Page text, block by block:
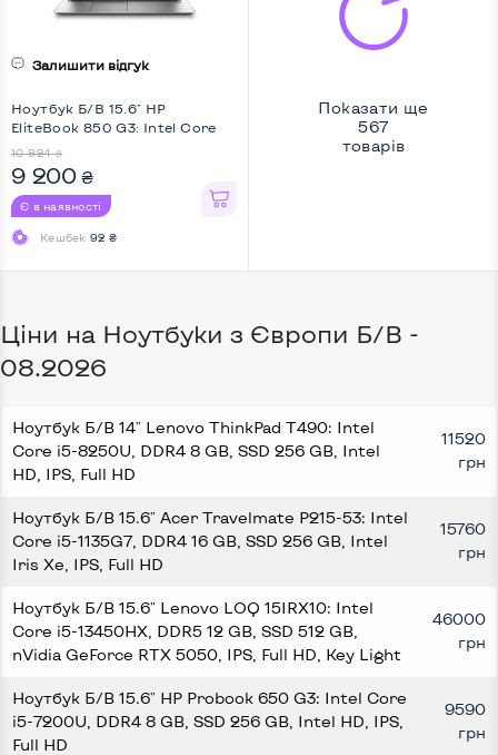
Залишити відгук
Ноутбук Б/В 15.6" HP
EliteBook 850 G3: Intel Core
10 824 ₴
9 200 ₴
Є в наявності
Кешбек 92 ₴
Показати ще
567
товарів
Ціни на Ноутбуки з Європи Б/В -
08.2026
Ноутбук Б/В 14" Lenovo ThinkPad T490: Intel
Core i5-8250U, DDR4 8 GB, SSD 256 GB, Intel
HD, IPS, Full HD
11520
грн
Ноутбук Б/В 15.6" Acer Travelmate P215-53: Intel
Core i5-1135G7, DDR4 16 GB, SSD 256 GB, Intel
Iris Xe, IPS, Full HD
15760
грн
Ноутбук Б/В 15.6" Lenovo LOQ 15IRX10: Intel
Core i5-13450HX, DDR5 12 GB, SSD 512 GB,
nVidia GeForce RTX 5050, IPS, Full HD, Key Light
46000
грн
Ноутбук Б/В 15.6" HP Probook 650 G3: Intel Core
i5-7200U, DDR4 8 GB, SSD 256 GB, Intel HD, IPS,
Full HD
9590
грн